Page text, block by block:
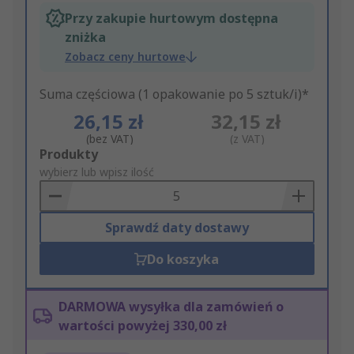
Przy zakupie hurtowym dostępna
zniżka
Zobacz ceny hurtowe
Suma częściowa (1 opakowanie po 5 sztuk/i)*
26,15 zł
(bez VAT)
32,15 zł
(z VAT)
Add
to
Basket
Produkty
wybierz lub wpisz ilość
Sprawdź daty dostawy
Do koszyka
DARMOWA wysyłka dla zamówień o
wartości powyżej 330,00 zł